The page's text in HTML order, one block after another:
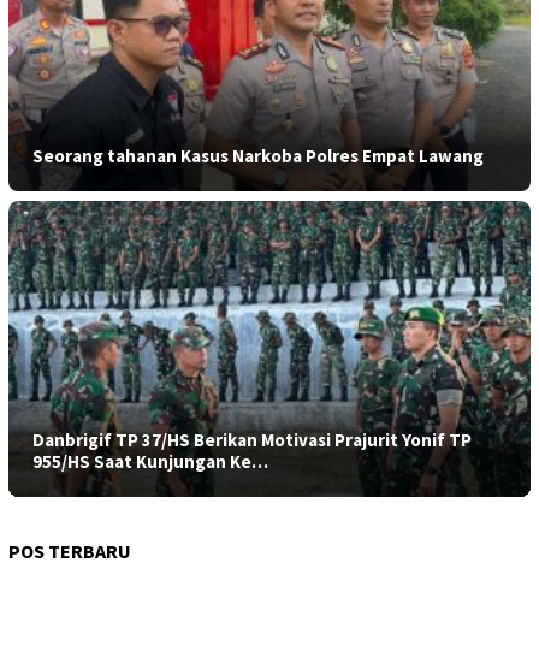
Seorang tahanan Kasus Narkoba Polres Empat Lawang
Danbrigif TP 37/HS Berikan Motivasi Prajurit Yonif TP
955/HS Saat Kunjungan Ke…
POS TERBARU